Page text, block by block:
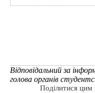
Відповідальний за
голова органів
Поділитися цим